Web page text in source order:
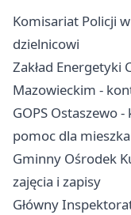
Komisariat Policji
dzielnicowi
Zakład Energetyki
Mazowieckim -
GOPS Ostaszewo
pomoc dla
Gminny Ośrodek
zajęcia i zapisy
Główny